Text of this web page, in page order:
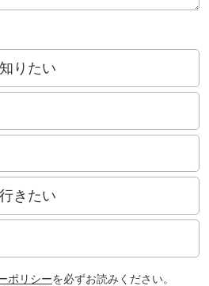
りたい
きたい
ポリシーを必ずお読みください。